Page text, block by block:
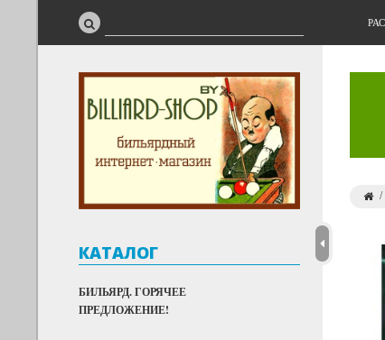
КАТАЛОГ
БИЛЬЯРД. ГОРЯЧЕЕ
ПРЕДЛОЖЕНИЕ!